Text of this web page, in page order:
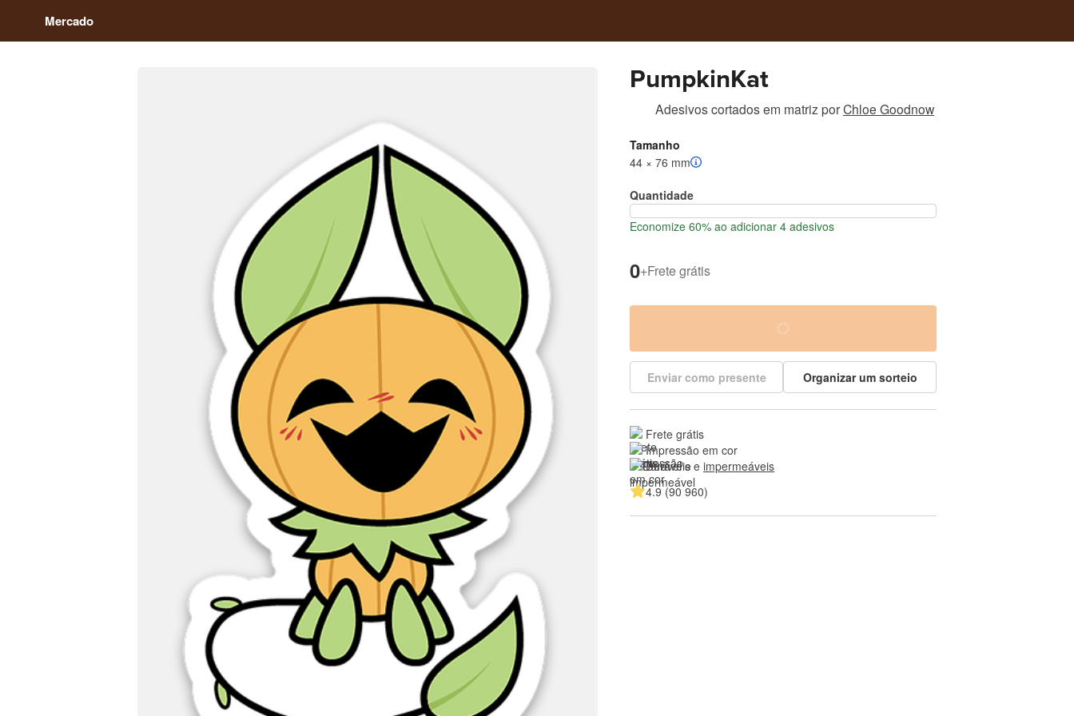
Mercado
PumpkinKat
Adesivos cortados em matriz porChloe Goodnow
Tamanho
44 × 76 mm
Quantidade
Economize 60% ao adicionar 4 adesivos
0+Frete grátis
Enviar como presente Organizar um sorteio
Frete grátis
Impressão em cor
Duráveis e impermeáveis
4.9 (90 960)